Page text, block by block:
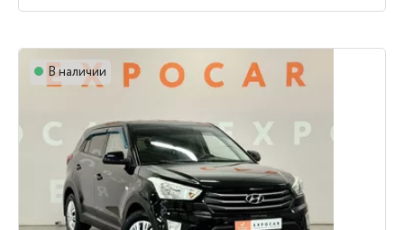
В наличии